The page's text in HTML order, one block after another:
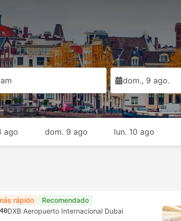
dom., 9 ago.
ago dom. 9 ago lun. 10 ago
rápido Recomendado
DXB Aeropuerto Internacional Dubai